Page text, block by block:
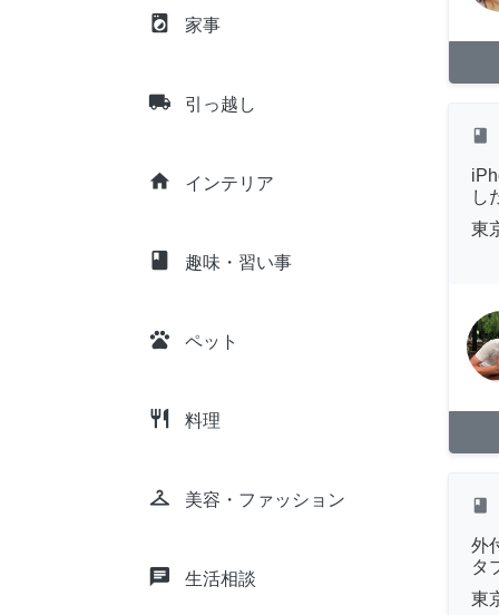
local_laundry_service 家事
local_shipping 引っ越し
home インテリア
class 趣味・習い事
pets ペット
restaurant 料理
checkroom 美容・ファッション
chat 生活相談
class
し
東
class
外
タ
東